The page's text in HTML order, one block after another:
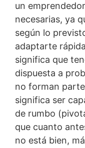
un
necesarias, ya
según lo
adaptarte
significa que
dispuesta a
no forman
significa ser
de rumbo
que cuanto
no está bien,